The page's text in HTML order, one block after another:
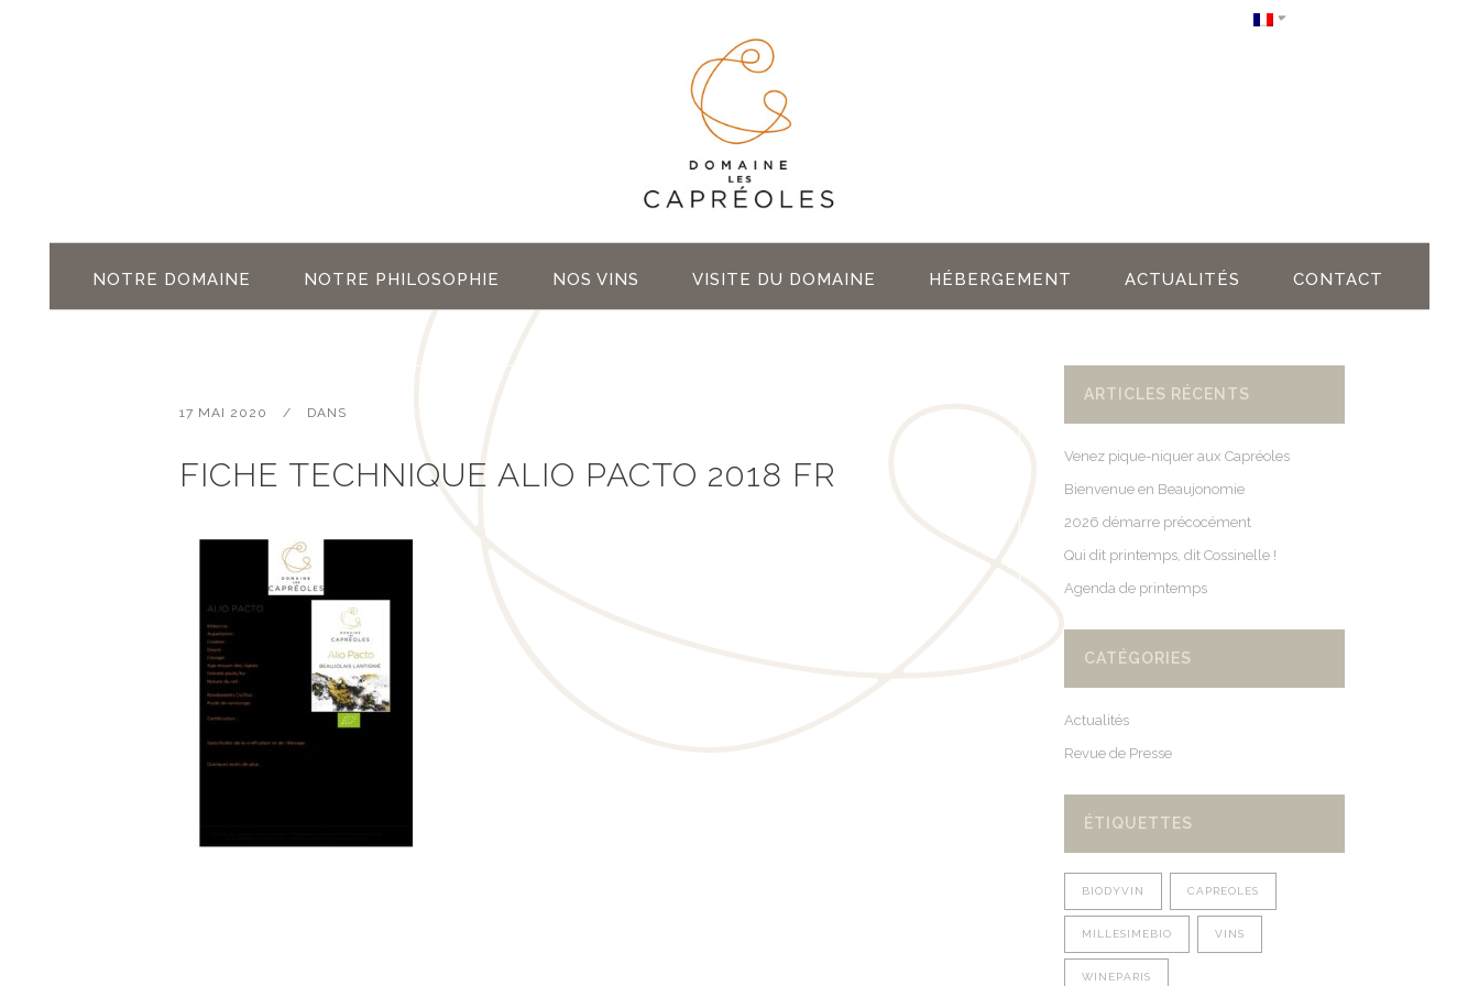
NOTRE DOMAINE NOTRE PHILOSOPHIE NOS VINS VISITE DU DOMAINE HÉBERGEMENT ACTUALITÉS CONTACT
17 MAI 2020 DANS
FICHE TECHNIQUE ALIO PACTO 2018 FR
ARTICLES RÉCENTS
Venez pique-niquer aux Capréoles
Bienvenue en Beaujonomie
2026 démarre précocément
Qui dit printemps, dit Cossinelle !
Agenda de printemps
CATÉGORIES
Actualités
Revue de Presse
ÉTIQUETTES
BIODYVIN CAPREOLES
MILLESIMEBIO VINS
WINEPARIS